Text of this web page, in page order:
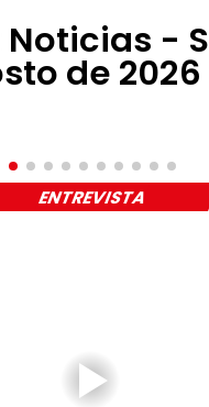
Noticias -
de 2026
ENTREVISTA